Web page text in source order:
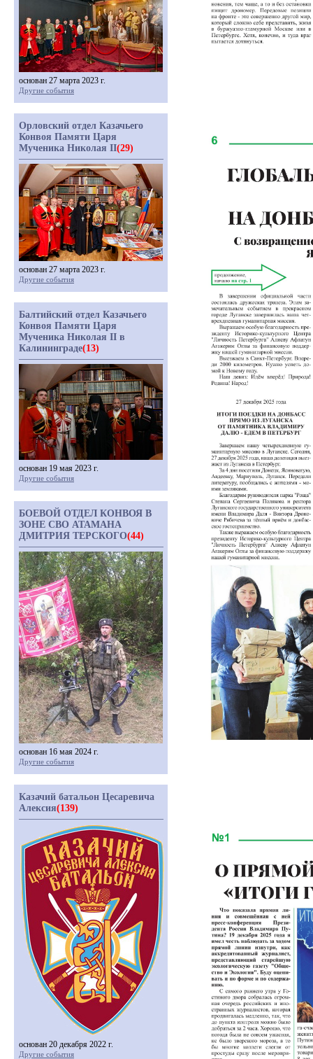
основан 27 марта 2023 г.
Другие события
Орловский отдел Казачьего
Конвоя Памяти Царя
Мученика Николая II(29)
основан 27 марта 2023 г.
Другие события
Балтийский отдел Казачьего
Конвоя Памяти Царя
Мученика Николая II в
Калининграде(13)
основан 19 мая 2023 г.
Другие события
БОЕВОЙ ОТДЕЛ КОНВОЯ В
ЗОНЕ СВО АТАМАНА
ДМИТРИЯ ТЕРСКОГО(44)
основан 16 мая 2024 г.
Другие события
Казачий батальон Цесаревича
Алексия(139)
основан 20 декабря 2022 г.
Другие события